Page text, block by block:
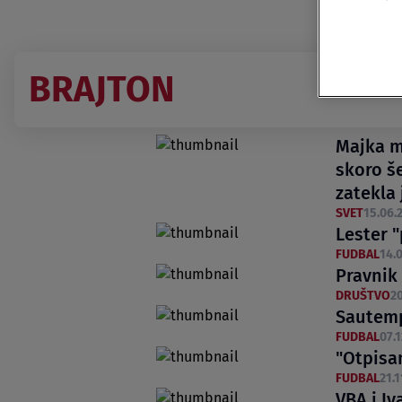
BRAJTON
Majka
skoro
zatekla
SVET
Lester
FUDBAL
DRUŠTVO
FUDBAL
FUDBAL